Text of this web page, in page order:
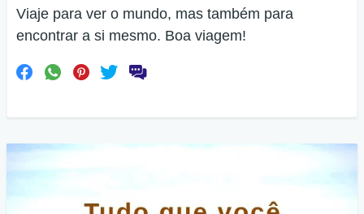
Viaje para ver o mundo, mas também para
encontrar a si mesmo. Boa viagem!